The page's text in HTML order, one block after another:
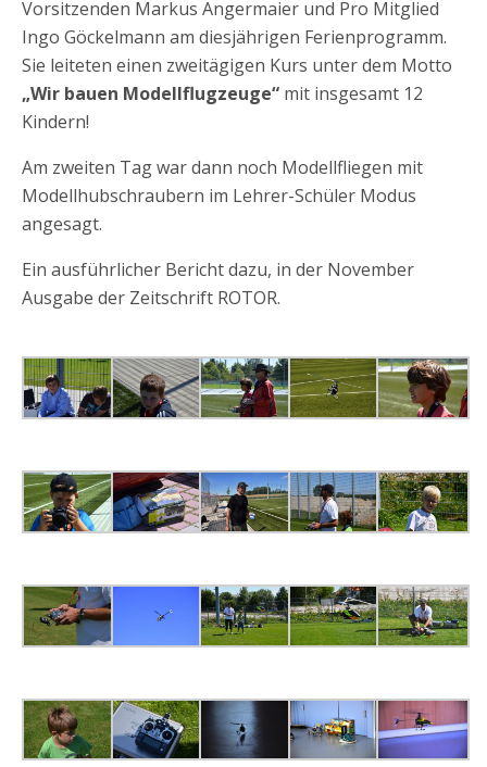
Vorsitzenden Markus Angermaier und Pro Mitglied
Ingo Göckelmann am diesjährigen Ferienprogramm.
Sie leiteten einen zweitägigen Kurs unter dem Motto
„Wir bauen Modellflugzeuge“ mit insgesamt 12
Kindern!
Am zweiten Tag war dann noch Modellfliegen mit
Modellhubschraubern im Lehrer-Schüler Modus
angesagt.
Ein ausführlicher Bericht dazu, in der November
Ausgabe der Zeitschrift ROTOR.